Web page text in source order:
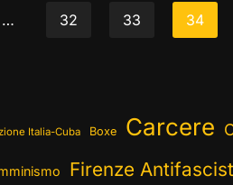
… 32 33 34
Italia-Cuba Boxe Carcere
Firenze